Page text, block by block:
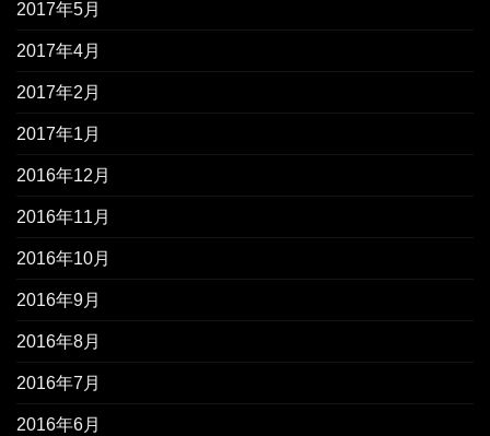
2017年5月
2017年4月
2017年2月
2017年1月
2016年12月
2016年11月
2016年10月
2016年9月
2016年8月
2016年7月
2016年6月